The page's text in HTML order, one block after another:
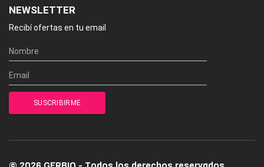
NEWSLETTER
Recibí ofertas en tu email